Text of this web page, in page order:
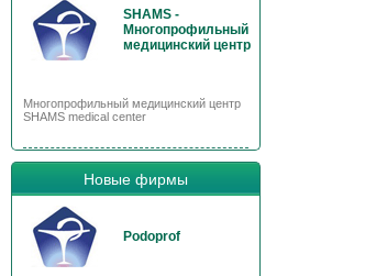
SHAMS -
Многопрофильный
медицинский центр
Многопрофильный медицинский центр
SHAMS medical center
Новые фирмы
Podoprof